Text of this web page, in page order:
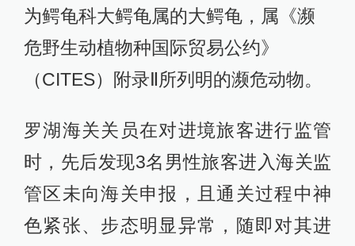
为鳄龟科大鳄龟属的大鳄龟，属《濒
危野生动植物种国际贸易公约》
（CITES）附录Ⅱ所列明的濒危动物。
罗湖海关关员在对进境旅客进行监管
时，先后发现3名男性旅客进入海关监
管区未向海关申报，且通关过程中神
色紧张、步态明显异常，随即对其进